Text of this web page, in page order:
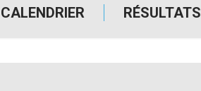
CALENDRIER RÉSULTATS